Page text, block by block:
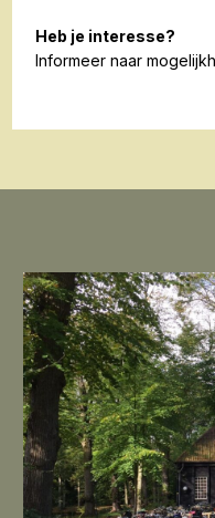
Heb je interesse?
Informeer naar